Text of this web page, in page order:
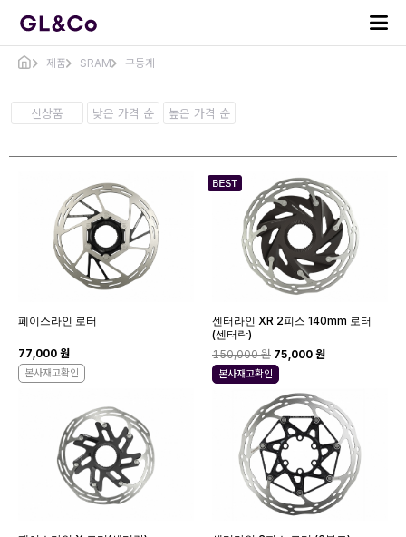
제품 SRAM 구동계
신상품 낮은 가격 순 높은 가격 순
페이스라인 로터
77,000 원
본사재고확인
센터라인 XR 2피스 140mm 로터
(센터락)
150,000 원 75,000 원
본사재고확인